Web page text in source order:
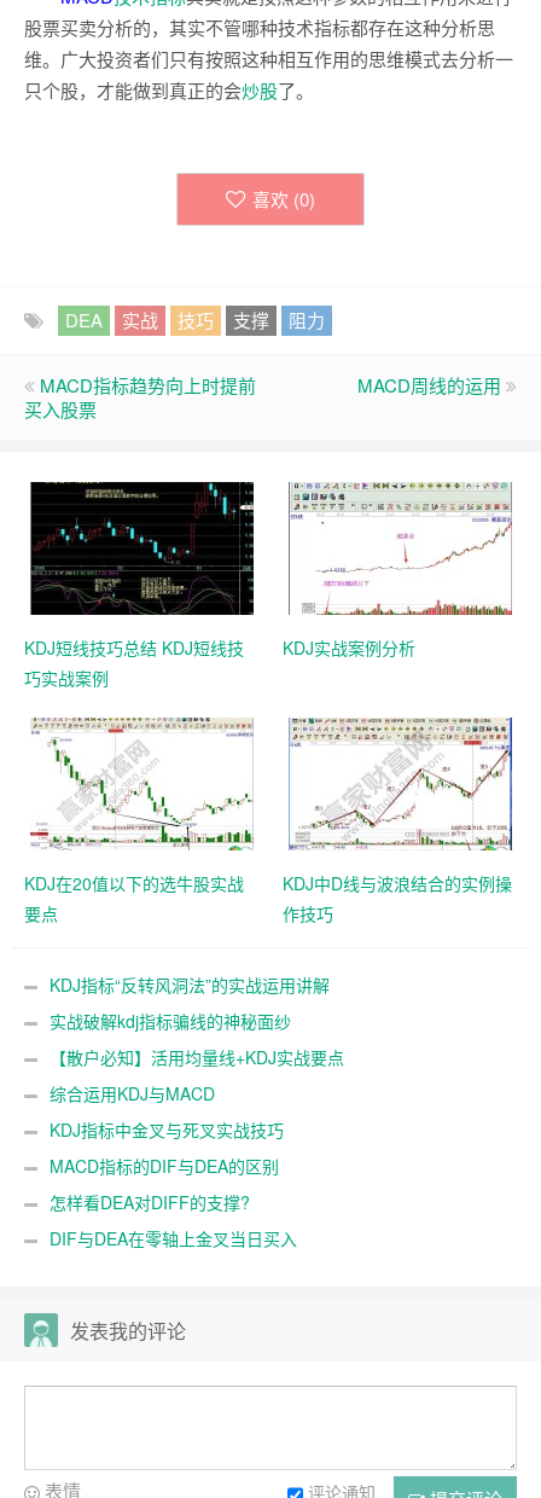
股票买卖分析的，其实不管哪种技术指标都存在这种分析思
维。广大投资者们只有按照这种相互作用的思维模式去分析一
只个股，才能做到真正的会炒股了。
喜欢 (0)
DEA 实战 技巧 支撑 阻力
MACD指标趋势向上时提前
买入股票
MACD周线的运用
KDJ短线技巧总结 KDJ短线技
巧实战案例
KDJ实战案例分析
KDJ在20值以下的选牛股实战
要点
KDJ中D线与波浪结合的实例操
作技巧
KDJ指标“反转风洞法”的实战运用讲解
实战破解kdj指标骗线的神秘面纱
【散户必知】活用均量线+KDJ实战要点
综合运用KDJ与MACD
KDJ指标中金叉与死叉实战技巧
MACD指标的DIF与DEA的区别
怎样看DEA对DIFF的支撑?
DIF与DEA在零轴上金叉当日买入
发表我的评论
评论通知
表情